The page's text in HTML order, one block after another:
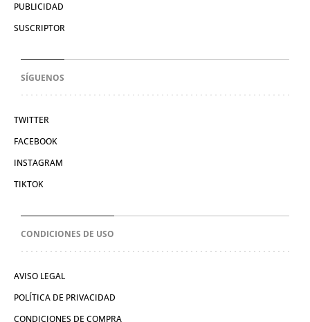
PUBLICIDAD
SUSCRIPTOR
SÍGUENOS
TWITTER
FACEBOOK
INSTAGRAM
TIKTOK
CONDICIONES DE USO
AVISO LEGAL
POLÍTICA DE PRIVACIDAD
CONDICIONES DE COMPRA